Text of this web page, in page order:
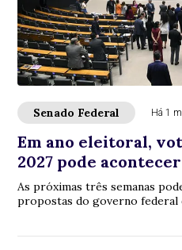
Senado Federal Há 1
Em ano eleitoral,
2027 pode
As próximas três semanas
propostas do governo federal